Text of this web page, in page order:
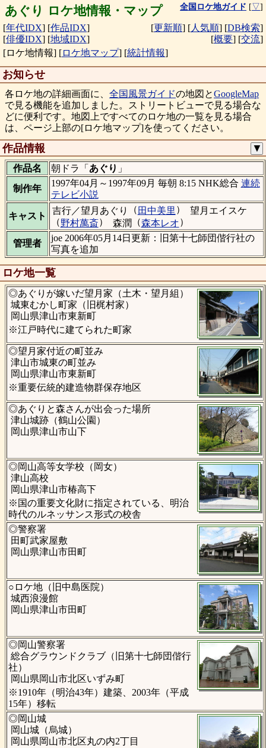
あぐり ロケ地情報・マップ 全国ロケ地ガイド [▽]
[年代IDX] [作品IDX]
[俳優IDX] [地域IDX]
[更新順] [人気順] [DB検索]
[概要] [交流]
[ロケ地情報] [ロケ地マップ] [統計情報]
お知らせ
各ロケ地の詳細画面に、 全国風景ガイドの地図とGoogleMap
で見る機能を追加しました。ストリートビューで見る場合な
どに便利です。地図上ですべてのロケ地の一覧を見る場合
は、ページ上部の[ロケ地マップ]を使ってください。
作品情報 ▼
作品名 朝ドラ「 あぐり 」
制作年
1997年04月～1997年09月 毎朝 8:15 NHK総合 連続
テレビ小説
キャスト
吉行／望月あぐり （ 田中美里 ）
望月エイスケ
（野村萬斎） 森潤（森本レオ）
管理者
joe 2006年05月14日更新：旧第十七師団偕行社の
写真を追加
ロケ地一覧
◎あぐりが嫁いだ望月家（土木・望月組）
城東むかし町家（旧梶村家）
岡山県津山市東新町
※江戸時代に建てられた町家
◎望月家付近の町並み
津山市城東の町並み
岡山県津山市東新町
※重要伝統的建造物群保存地区
◎あぐりと森さんが出会った場所
津山城跡（鶴山公園）
岡山県津山市山下
◎岡山高等女学校（岡女）
津山高校
岡山県津山市椿高下
※国の重要文化財に指定されている、明治
時代のルネッサンス形式の校舎
◎警察署
田町武家屋敷
岡山県津山市田町
○ロケ地（旧中島医院）
城西浪漫館
岡山県津山市田町
◎岡山警察署
総合グラウンドクラブ（旧第十七師団偕行
社）
岡山県岡山市北区いずみ町
※1910年（明治43年）建築、2003年（平成
15年）移転
◎岡山城
岡山城（烏城）
岡山県岡山市北区丸の内2丁目